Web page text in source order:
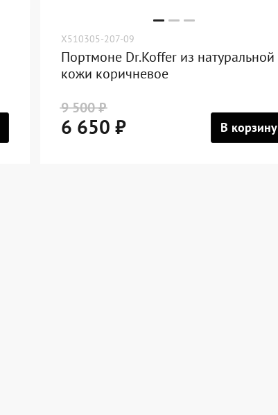
X510305-207-09
Портмоне Dr.Koffer из натуральной
кожи коричневое
9 500 ₽
6 650 ₽ В корзину